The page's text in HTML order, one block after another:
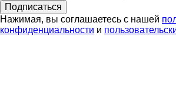
Подписаться
Нажимая, вы соглашаетесь с нашей
конфиденциальности и